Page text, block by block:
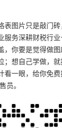
表图片只是敲门
服务深耕财税行
，你要是觉得做
；想自己学做，
看一眼，给你免
员。